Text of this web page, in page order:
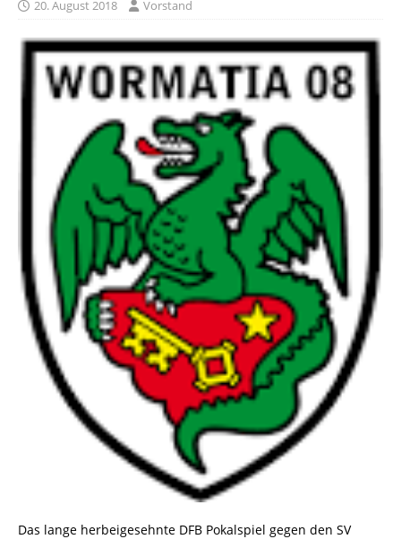
20. August 2018 Vorstand
Das lange herbeigesehnte DFB Pokalspiel gegen den SV